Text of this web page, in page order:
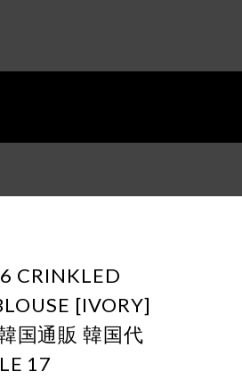
CRINKLED
[IVORY]
国通販 韓国代
17